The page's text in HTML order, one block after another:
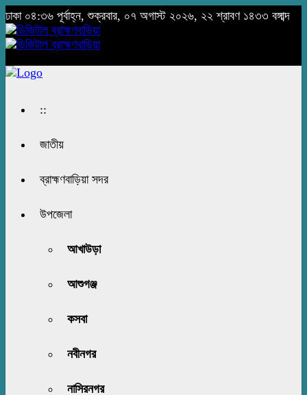
ঢাকা ০৪:৩৬ পূর্বাহ্ন, শুক্রবার, ০৭ অগাস্ট ২০২৬, ২২ শ্রাবণ ১৪৩৩ বঙ্গাব্দ
::
জাতীয়
ব্রাহ্মণবাড়িয়া সদর
উপজেলা
আখাউড়া
আশুগঞ্জ
কসবা
নবীনগর
নাসিরনগর